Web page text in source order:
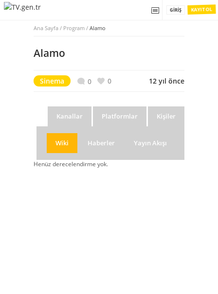
KAYIT OL
GIRIŞ
Ana Sayfa / Program / Alamo
Alamo
Sinema 0 0 12 yıl önce
Kişiler
Platformlar
Kanallar
Yayın Akışı
Haberler
Wiki
Henüz derecelendirme yok.